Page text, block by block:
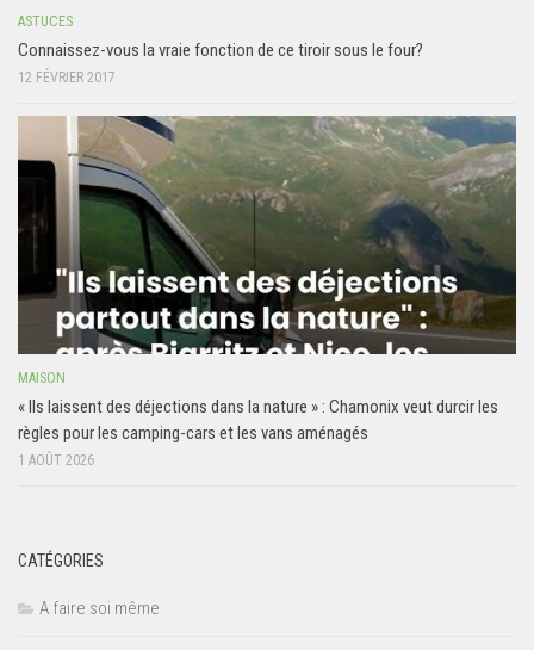
ASTUCES
Connaissez-vous la vraie fonction de ce tiroir sous le four?
12 FÉVRIER 2017
MAISON
« Ils laissent des déjections dans la nature » : Chamonix veut durcir les
règles pour les camping-cars et les vans aménagés
1 AOÛT 2026
CATÉGORIES
A faire soi même